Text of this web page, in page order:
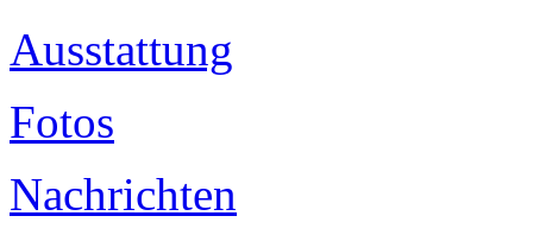
Ausstattung
Fotos
Nachrichten